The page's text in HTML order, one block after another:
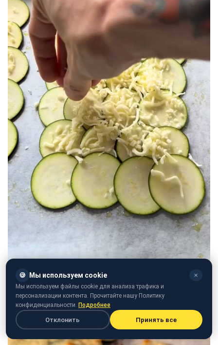
🍪 Мы используем cookie ✕
Мы используем файлы cookie для анализа трафика и
персонализации контента. Прочитайте нашу Политику
конфиденциальности. Подробнее
Отклонить Принять все